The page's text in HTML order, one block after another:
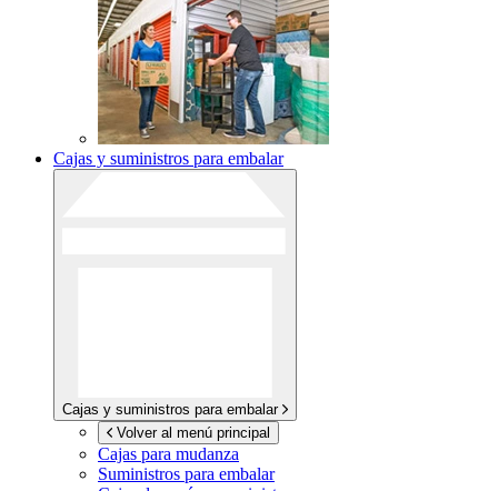
Cajas y suministros para embalar
Cajas y suministros para embalar
Volver al menú principal
Cajas para mudanza
Suministros para embalar